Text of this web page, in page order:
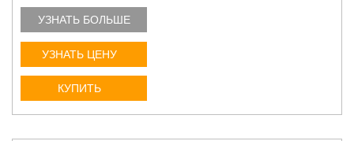
УЗНАТЬ БОЛЬШЕ
УЗНАТЬ ЦЕНУ
КУПИТЬ